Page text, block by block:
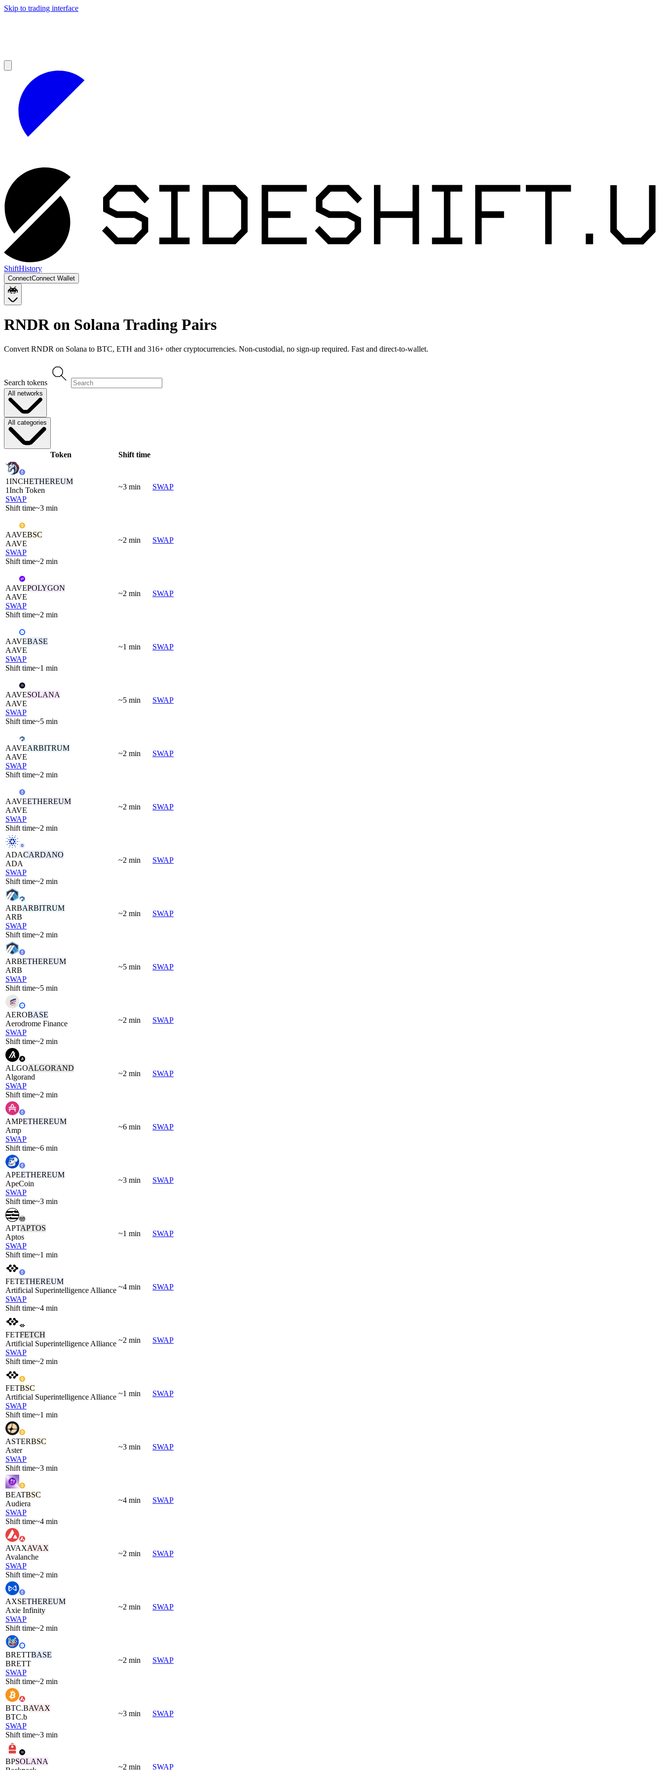
Skip to trading interface
ShiftHistory
ConnectConnect Wallet
RNDR on SolanaTrading Pairs
Convert RNDR on Solana to BTC, ETH and 316+ other cryptocurrencies. Non-custodial, no sign-up required. Fast and direct-to-wallet.
Search tokens
All networks
All categories
Token Shift time
1INCHETHEREUM
1Inch Token
SWAP
Shift time~3 min
~3 min SWAP
AAVEBSC
AAVE
SWAP
Shift time~2 min
~2 min SWAP
AAVEPOLYGON
AAVE
SWAP
Shift time~2 min
~2 min SWAP
AAVEBASE
AAVE
SWAP
Shift time~1 min
~1 min SWAP
AAVESOLANA
AAVE
SWAP
Shift time~5 min
~5 min SWAP
AAVEARBITRUM
AAVE
SWAP
Shift time~2 min
~2 min SWAP
AAVEETHEREUM
AAVE
SWAP
Shift time~2 min
~2 min SWAP
ADACARDANO
ADA
SWAP
Shift time~2 min
~2 min SWAP
ARBARBITRUM
ARB
SWAP
Shift time~2 min
~2 min SWAP
ARBETHEREUM
ARB
SWAP
Shift time~5 min
~5 min SWAP
AEROBASE
Aerodrome Finance
SWAP
Shift time~2 min
~2 min SWAP
ALGOALGORAND
Algorand
SWAP
Shift time~2 min
~2 min SWAP
AMPETHEREUM
Amp
SWAP
Shift time~6 min
~6 min SWAP
APEETHEREUM
ApeCoin
SWAP
Shift time~3 min
~3 min SWAP
APTAPTOS
Aptos
SWAP
Shift time~1 min
~1 min SWAP
FETETHEREUM
Artificial Superintelligence Alliance
SWAP
Shift time~4 min
~4 min SWAP
FETFETCH
Artificial Superintelligence Alliance
SWAP
Shift time~2 min
~2 min SWAP
FETBSC
Artificial Superintelligence Alliance
SWAP
Shift time~1 min
~1 min SWAP
ASTERBSC
Aster
SWAP
Shift time~3 min
~3 min SWAP
BEATBSC
Audiera
SWAP
Shift time~4 min
~4 min SWAP
AVAXAVAX
Avalanche
SWAP
Shift time~2 min
~2 min SWAP
AXSETHEREUM
Axie Infinity
SWAP
Shift time~2 min
~2 min SWAP
BRETTBASE
BRETT
SWAP
Shift time~2 min
~2 min SWAP
BTC.BAVAX
BTC.b
SWAP
Shift time~3 min
~3 min SWAP
BPSOLANA
~2 min SWAP